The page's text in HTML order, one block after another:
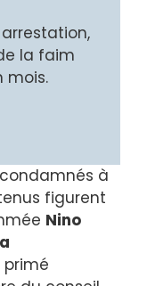
la faim
mois.
à
figurent
Nino